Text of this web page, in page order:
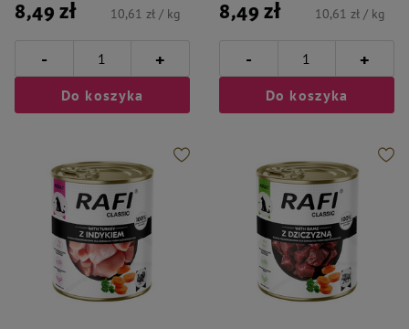
8,49 zł 10,61 zł / kg
- +
Do koszyka
8,49 zł 10,61 zł / kg
- +
Do koszyka